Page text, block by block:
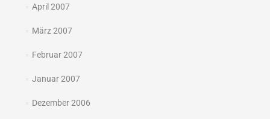
April 2007
März 2007
Februar 2007
Januar 2007
Dezember 2006